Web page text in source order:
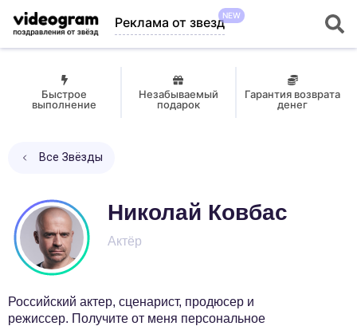
Реклама от звездNEW
Быстрое
выполнение
Незабываемый
подарок
Гарантия возврата
денег
Все Звёзды
Николай Ковбас
Актёр
Российский актер, сценарист, продюсер и
режиссер. Получите от меня персональное